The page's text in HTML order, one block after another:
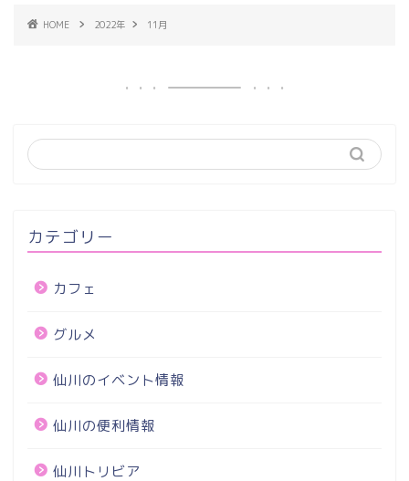
HOME 2022年 11月
カテゴリー
カフェ
グルメ
仙川のイベント情報
仙川の便利情報
仙川トリビア